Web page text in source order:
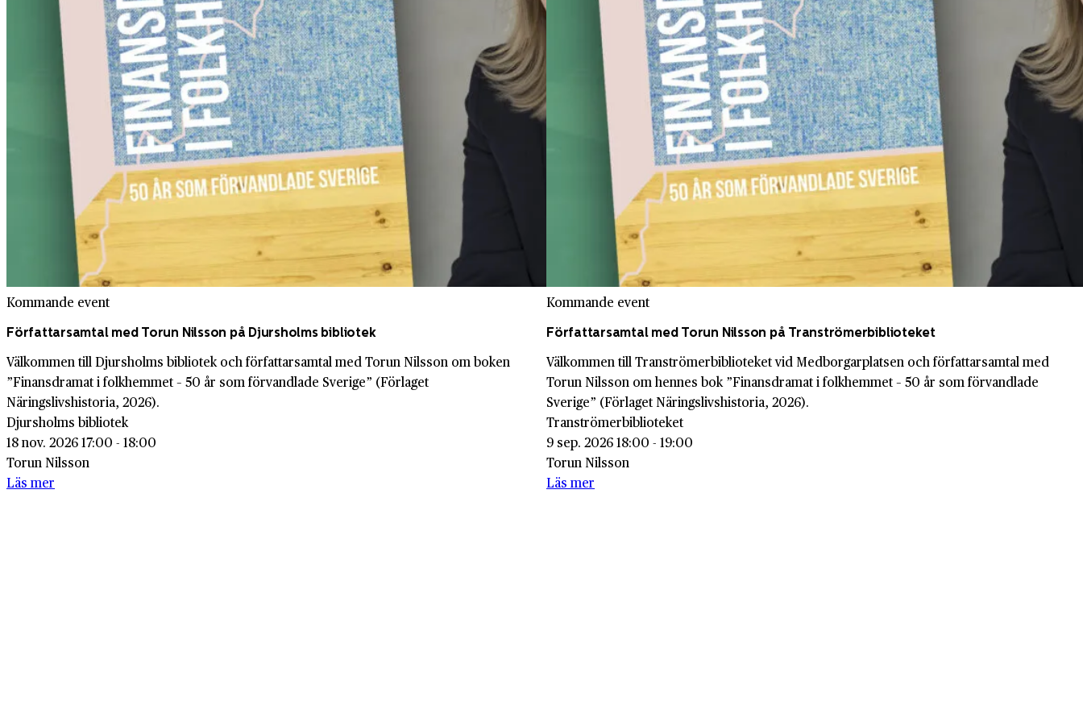
Kommande event
Författarsamtal med Torun Nilsson på Djursholms bibliotek
Välkommen till Djursholms bibliotek och författarsamtal med Torun Nilsson om boken
”Finansdramat i folkhemmet – 50 år som förvandlade Sverige” (Förlaget
Näringslivshistoria, 2026).
Djursholms bibliotek
18 nov. 2026 17:00 - 18:00
Torun Nilsson
Läs mer
Kommande event
Författarsamtal med Torun Nilsson på Tranströmerbiblioteket
Välkommen till Tranströmerbiblioteket vid Medborgarplatsen och författarsamtal med
Torun Nilsson om hennes bok ”Finansdramat i folkhemmet – 50 år som förvandlade
Sverige” (Förlaget Näringslivshistoria, 2026).
Tranströmerbiblioteket
9 sep. 2026 18:00 - 19:00
Torun Nilsson
Läs mer